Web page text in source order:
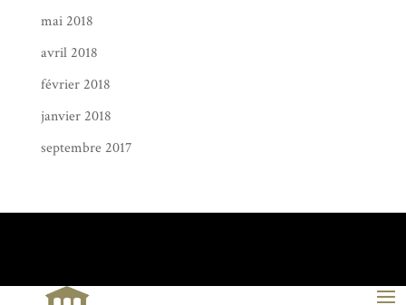
mai 2018
avril 2018
février 2018
janvier 2018
septembre 2017